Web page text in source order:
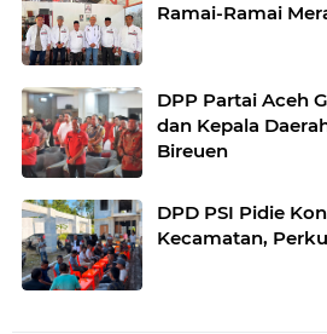
Ramai-Ramai
DPP Partai Aceh
dan Kepala
Bireuen
DPD PSI Pidie
Kecamatan,